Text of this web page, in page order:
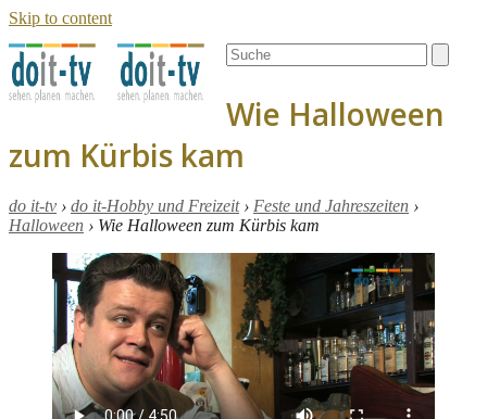
Skip to content
Open
mobile
Close
mobile
Search
Wie Halloween
zum Kürbis kam
do it-tv › do it-Hobby und Freizeit› Feste und Jahreszeiten ›
Halloween › Wie Halloween zum Kürbis kam